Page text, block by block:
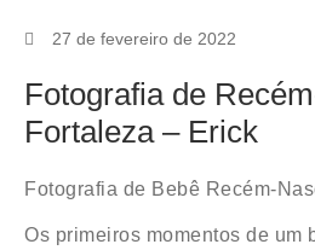
27 de fevereiro de 2022
Fotografia de
Fortaleza – Erick
Fotografia de Bebê Recém-
Os primeiros momentos de um